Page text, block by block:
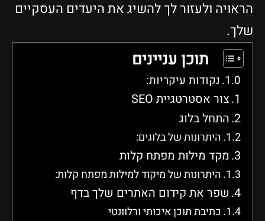
הראויה ולעזור לך להשיג את היעדים העסקיים
שלך.
תוכן עניינים
נקודות עיקריות:
צור אסטרטגיית SEO
התחל בלוג
היתרונות של בלוגים:
מקד מילות מפתח קלות
היתרונות של מיקוד למילות מפתח קלות:
שפר את קידום האתרים שלך בדף
כתיבת תוכן איכותי ורלוונטי